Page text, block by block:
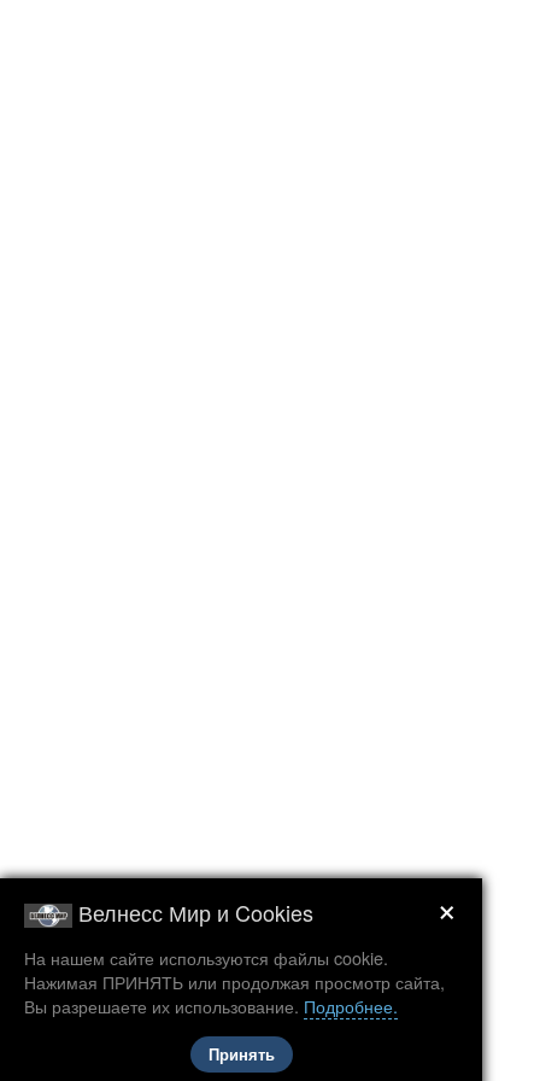
×
Велнесс Мир и Cookies
На нашем сайте используются файлы cookie.
Нажимая ПРИНЯТЬ или продолжая просмотр сайта,
Вы разрешаете их использование. Подробнее.
Принять